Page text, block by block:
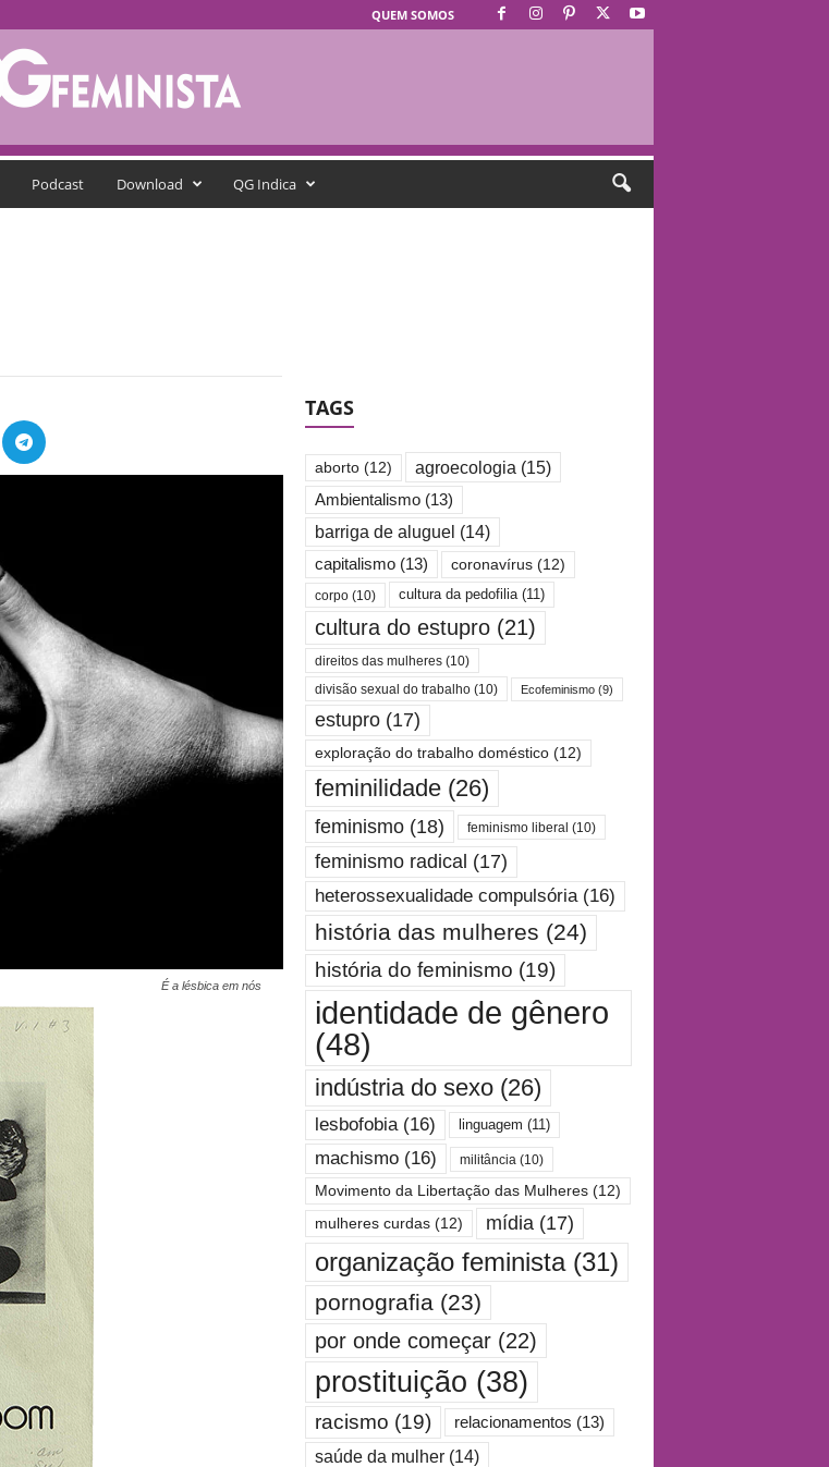
QUEM SOMOS
Podcast Download QG Indica
É a lésbica em nós
TAGS
aborto(12) agroecologia (15)
Ambientalismo(13)
barriga de aluguel (14)
capitalismo(13) coronavírus(12)
corpo(10) cultura da pedofilia(11)
cultura do estupro(21)
direitos das mulheres(10)
divisão sexual do trabalho(10) Ecofeminismo(9)
estupro(17)
exploração do trabalho doméstico(12)
feminilidade(26)
feminismo(18) feminismo liberal (10)
feminismo radical (17)
heterossexualidade compulsória(16)
história das mulheres (24)
história do feminismo (19)
identidade de gênero
(48)
indústria do sexo(26)
lesbofobia(16) linguagem (11)
machismo(16) militância (10)
Movimento da Libertação das Mulheres(12)
mulheres curdas(12) mídia(17)
organização feminista(31)
pornografia(23)
por onde começar(22)
prostituição (38)
racismo (19) relacionamentos (13)
saúde da mulher(14)